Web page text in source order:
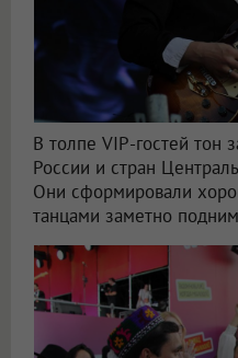
В толпе VIP-гостей тон
России и стран
Они сформировали
танцами заметно